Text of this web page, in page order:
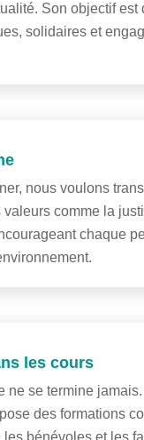
Son objectif est
solidaires et
nous voulons
comme la
chaque
les cours
ne se termine
des formations
les bénévoles et les